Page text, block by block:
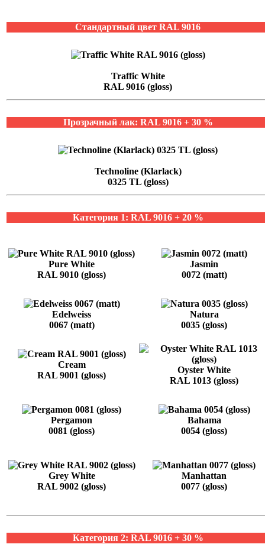
Стандартный цвет RAL 9016
Traffic White
RAL 9016 (gloss)
Прозрачный лак: RAL 9016 + 30 %
Technoline (Klarlack)
0325 TL (gloss)
Категория 1: RAL 9016 + 20 %
Pure White
RAL 9010 (gloss)
Jasmin
0072 (matt)
Edelweiss
0067 (matt)
Natura
0035 (gloss)
Cream
RAL 9001 (gloss)
Oyster White
RAL 1013 (gloss)
Pergamon
0081 (gloss)
Bahama
0054 (gloss)
Grey White
RAL 9002 (gloss)
Manhattan
0077 (gloss)
Категория 2: RAL 9016 + 30 %